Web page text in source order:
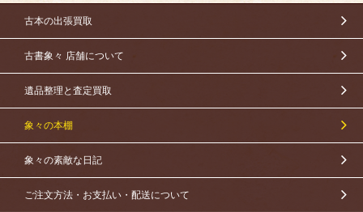
古本の出張買取
古書象々 店舗について
遺品整理と査定買取
象々の本棚
象々の素敵な日記
ご注文方法・お支払い・配送について